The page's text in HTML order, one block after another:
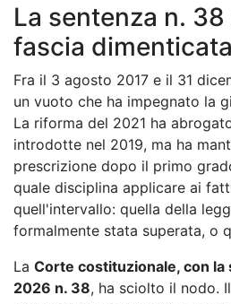
La sentenza n.
fascia dimenticata
Fra il 3 agosto 2017 e il 31
un vuoto che ha impegnato la
La riforma del 2021 ha
introdotte nel 2019, ma ha
prescrizione dopo il primo
quale disciplina applicare ai
quell'intervallo: quella della
formalmente stata superata, o
La Corte costituzionale, con
2026 n. 38, ha sciolto il nodo.